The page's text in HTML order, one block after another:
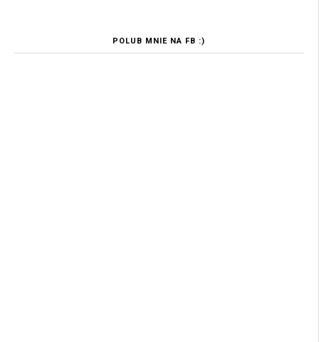
POLUB MNIE NA FB :)